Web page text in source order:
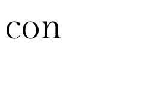
con